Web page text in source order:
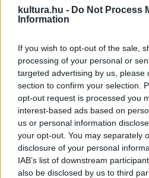
kultura.hu - Do Not Process
Information
If you wish to opt-out of the sale,
processing of your personal or
targeted advertising by us, please
section to confirm your selection.
opt-out request is processed you
interest-based ads based on
us or personal information
your opt-out. You may separately
disclosure of your personal
IAB’s list of downstream
also be disclosed by us to third
szerezte meg. Már a 2000-es
kisfilm, videóklip operatőre volt,
több fiatal rendezővel dolgozott
kisjátékfilmekben, főleg Szimler
Az első nagyjátékfilm, melynek
Ádám 2014-ben bemutatott
Ugyancsak 2014-ben mutatták be
isten című filmjét, amelyet
az ostravai filmfesztiválon a
2015-ben pedig megkapta a